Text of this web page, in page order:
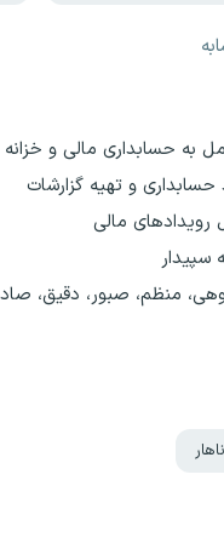
به حسابداری مالی و خزانه
و تهیه گزارشات
رویدادهای مالی
سپیدار
منظم، صبور، دقیق،
ناهار